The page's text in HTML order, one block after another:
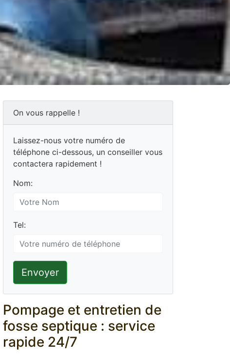
On vous rappelle !
Laissez-nous votre numéro de
téléphone ci-dessous, un conseiller vous
contactera rapidement !
Nom:
Tel:
Envoyer
Pompage et entretien de
fosse septique : service
rapide 24/7